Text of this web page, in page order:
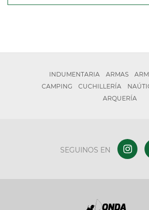
INDUMENTARIA ARMAS
CAMPING
CUCHILLERÍA
ARQUERÍA
SEGUINOS EN